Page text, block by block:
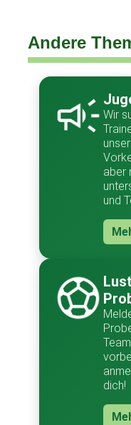
Andere
Wir
aber
und
dich!